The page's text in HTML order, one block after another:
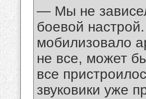
— Мы не
боевой
мобилизовало
не все, может
все
звуковики уже